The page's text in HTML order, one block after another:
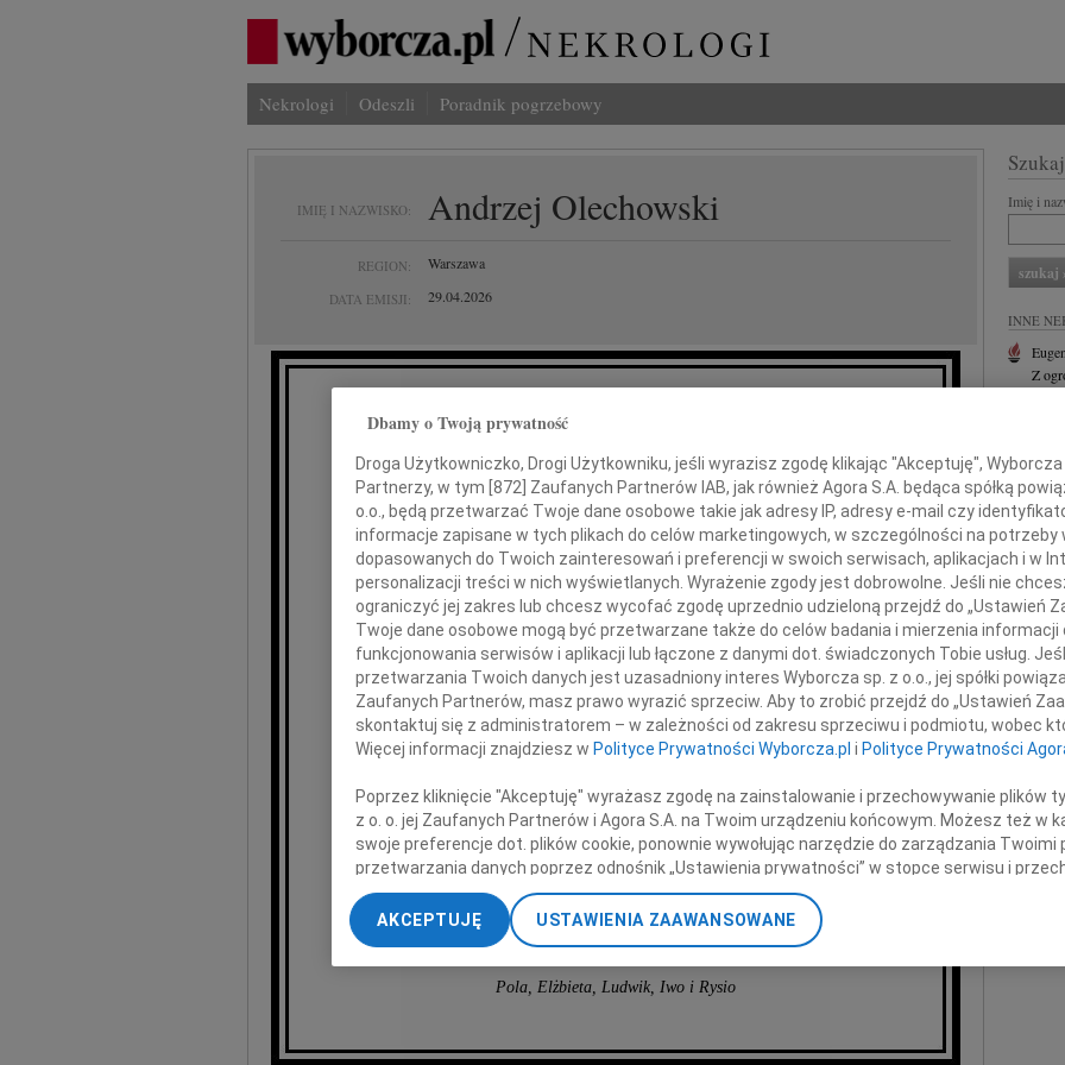
Nekrologi Odeszli Poradnik pogrzebowy
IMIĘ I NAZWISKO: Andrzej Olechowski
REGION: Warszawa
DATA EMISJI: 29.04.2026
Ireno, Marcinie, Jacku,
z powodu śmierci
Waszego Męża i Taty
Andrzeja
Olechowskiego
najserdeczniejsze wyrazy współczucia
Wam, Kai, Pauli i Dzieciom
Pola, Elżbieta, Ludwik, Iwo i Rysio
Imię i
INNE
Z
Z
27
Mgr
Z
+
Dbamy o Twoją prywatność
Droga Użytkowniczko, Drogi Użytkowniku, jeśli wyrazisz zgodę klikając "Akceptuję",
Partnerzy, w tym [ 872 ] Zaufanych Partnerów IAB, jak również Agora S.A. będąca spółką
o.o., będą przetwarzać Twoje dane osobowe takie jak adresy IP, adresy e-mail czy
informacje zapisane w tych plikach do celów marketingowych, w szczególności na potrzeby
dopasowanych do Twoich zainteresowań i preferencji w swoich serwisach, aplikacjach i w
personalizacji treści w nich wyświetlanych. Wyrażenie zgody jest dobrowolne. Jeśli nie
ograniczyć jej zakres lub chcesz wycofać zgodę uprzednio udzieloną przejdź do „Ustawień
Twoje dane osobowe mogą być przetwarzane także do celów badania i mierzenia
funkcjonowania serwisów i aplikacji lub łączone z danymi dot. świadczonych Tobie usług.
przetwarzania Twoich danych jest uzasadniony interes Wyborcza sp. z o.o., jej spółki
Zaufanych Partnerów, masz prawo wyrazić sprzeciw. Aby to zrobić przejdź do „Ustawień
skontaktuj się z administratorem – w zależności od zakresu sprzeciwu i podmiotu, wobec
Więcej informacji znajdziesz w Polityce Prywatności Wyborcza.pl i Polityce Prywatności
Poprzez kliknięcie "Akceptuję" wyrażasz zgodę na zainstalowanie i przechowywanie plików
z o. o. jej Zaufanych Partnerów i Agora S.A. na Twoim urządzeniu końcowym. Możesz też w
swoje preferencje dot. plików cookie, ponownie wywołując narzędzie do zarządzania Twoimi
przetwarzania danych poprzez odnośnik „Ustawienia prywatności” w stopce serwisu i
„Ustawienia zaawansowane”. Zmiana ustawień plików cookie możliwa jest także za pomocą
My, nasi Zaufani Partnerzy i Agora S.A. możemy przetwarzać dane osobowe w
dokładnych danych geolokalizacyjnych. Aktywne skanowanie charakterystyki urządzenia do
Przechowywanie informacji na urządzeniu lub dostęp do nich. Spersonalizowane reklamy i
USTAWIENIA ZAAWANSOWANE
AKCEPTUJĘ